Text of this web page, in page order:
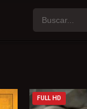
FULL HD